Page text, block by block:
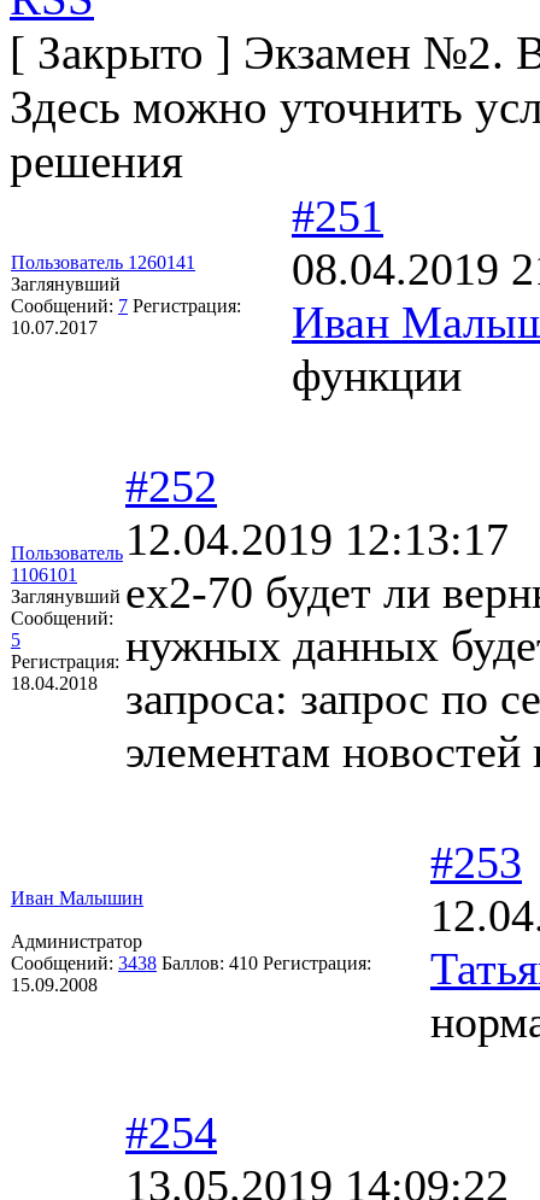
[ Закрыто ] Экзамен №2.
Здесь можно уточнить
решения
Пользователь 1260141
Заглянувший
Сообщений: 7 Регистрация:
10.07.2017
#251
08.04.2019
Иван
функции
Пользователь
1106101
Заглянувший
Сообщений:
5
Регистрация:
18.04.2018
#252
12.04.2019 12:13:17
ex2-70 будет ли
нужных данных
запроса: запрос по
элементам новостей
Иван Малышин
Администратор
Сообщений: 3438 Баллов: 410 Регистрация:
15.09.2008
#253
#254
13.05.2019 14:09:22